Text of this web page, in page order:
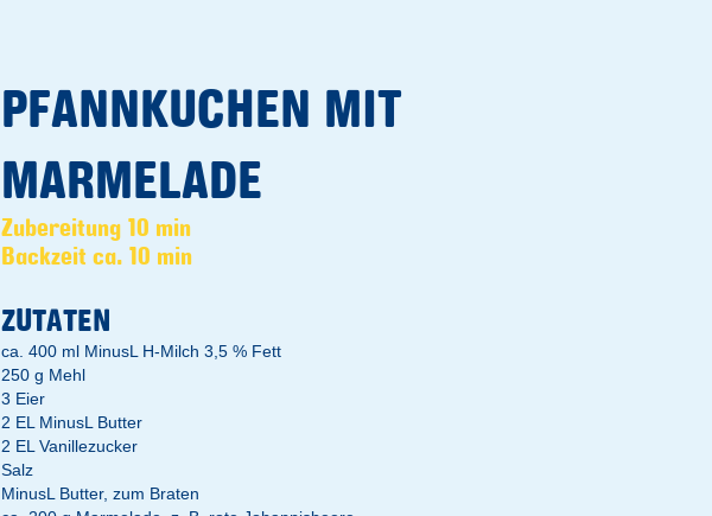
PFANNKUCHEN MIT
MARMELADE
Zubereitung 10 min
Backzeit ca. 10 min
ZUTATEN
ca. 400 ml MinusL H-Milch 3,5 % Fett
250 g Mehl
3 Eier
2 EL MinusL Butter
2 EL Vanillezucker
Salz
MinusL Butter, zum Braten